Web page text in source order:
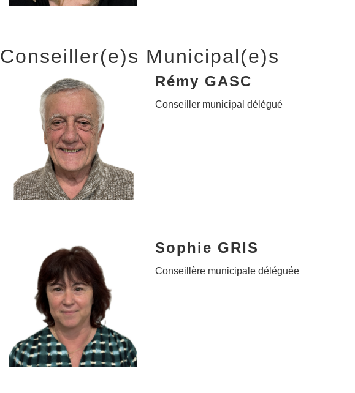
Conseiller(e)s Municipal(e)s
Rémy GASC
Conseiller municipal délégué
Sophie GRIS
Conseillère municipale déléguée